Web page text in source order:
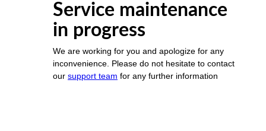
Service maintenance
in progress
We are working for you and apologize for any
inconvenience. Please do not hesitate to contact
our support team for any further information